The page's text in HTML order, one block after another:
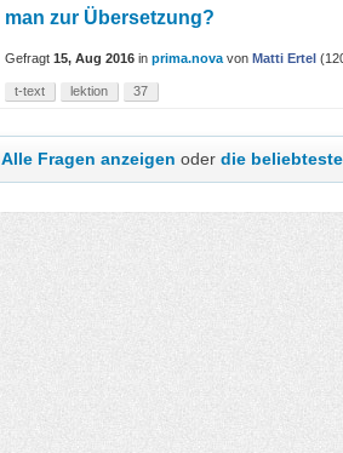
man zur Übersetzung?
Gefragt 15, Aug 2016 in prima.nova von Matti Ertel (
t-text lektion 37
Alle Fragen anzeigen oderdie